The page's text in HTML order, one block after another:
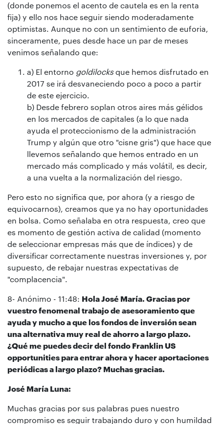
(donde ponemos el acento de cautela es en la renta
fija) y ello nos hace seguir siendo moderadamente
optimistas. Aunque no con un sentimiento de euforia,
sinceramente, pues desde hace un par de meses
venimos señalando que:
a) El entorno goldilocksque hemos disfrutado en
2017 se irá desvaneciendo poco a poco a partir
de este ejercicio.
b) Desde febrero soplan otros aires más gélidos
en los mercados de capitales (a lo que nada
ayuda el proteccionismo de la administración
Trump y algún que otro "cisne gris") que hace que
llevemos señalando que hemos entrado en un
mercado más complicado y más volátil, es decir,
a una vuelta a la normalización del riesgo.
Pero esto no significa que, por ahora (y a riesgo de
equivocarnos), creamos que ya no hay oportunidades
en bolsa. Como señalaba en otra respuesta, creo que
es momento de gestión activa de calidad (momento
de seleccionar empresas más que de índices) y de
diversificar correctamente nuestras inversiones y, por
supuesto, de rebajar nuestras expectativas de
"complacencia".
8- Anónimo - 11:48: Hola José María. Gracias por
vuestro fenomenal trabajo de asesoramiento que
ayuda y mucho a que los fondos de inversión sean
una alternativa muy real de ahorro a largo plazo.
¿Qué me puedes decir del fondo Franklin US
opportunities para entrar ahora y hacer aportaciones
periódicas a largo plazo? Muchas gracias.
José María Luna:
Muchas gracias por sus palabras pues nuestro
compromiso es seguir trabajando duro y con humildad